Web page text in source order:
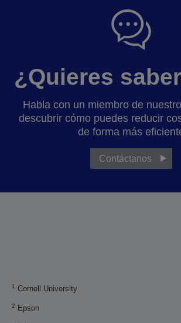
¿Quieres
Habla con un miembro de
descubrir cómo puedes reducir
de forma más
Contáctanos
1 Cornell University
2 Epson